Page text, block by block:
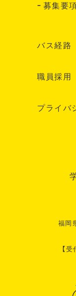
募集要
バス経路
職員採用
プライバ
福岡
【